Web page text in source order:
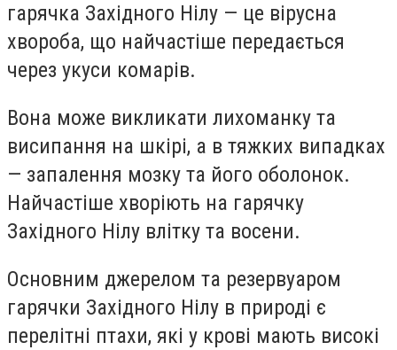
гарячка Західного Нілу — це вірусна
хвороба, що найчастіше передається
через укуси комарів.
Вона може викликати лихоманку та
висипання на шкірі, а в тяжких випадках
— запалення мозку та його оболонок.
Найчастіше хворіють на гарячку
Західного Нілу влітку та восени.
Основним джерелом та резервуаром
гарячки Західного Нілу в природі є
перелітні птахи, які у крові мають високі